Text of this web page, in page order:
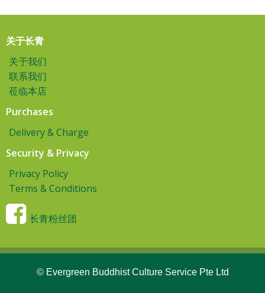
关于长青
关于我们
联系我们
莅临本店
Purchases
Delivery & Charge
Security & Privacy
Privacy Policy
Terms & Conditions
长青粉丝团
© Evergreen Buddhist Culture Service Pte Ltd